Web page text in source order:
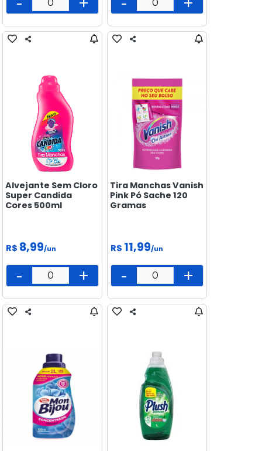
Alvejante Sem Cloro
Super Candida
Cores 500ml
R$ 8,99/un
- +
Tira Manchas Vanish
Pink Pó Sache 120
Gramas
R$ 11,99/un
- +